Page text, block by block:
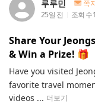
루루민
쪽
25일 전
조회 수
Share Your
& Win a Prize! 🎁
Have you visited
favorite travel
videos ... 더보기